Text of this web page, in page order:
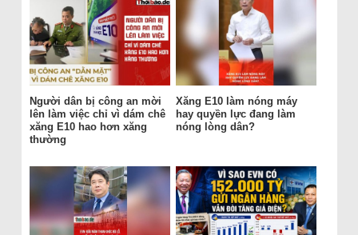
Người dân bị công an mời
lên làm việc chỉ vì dám chê
xăng E10 hao hơn xăng
thường
Xăng E10 làm nóng máy
hay quyền lực đang làm
nóng lòng dân?